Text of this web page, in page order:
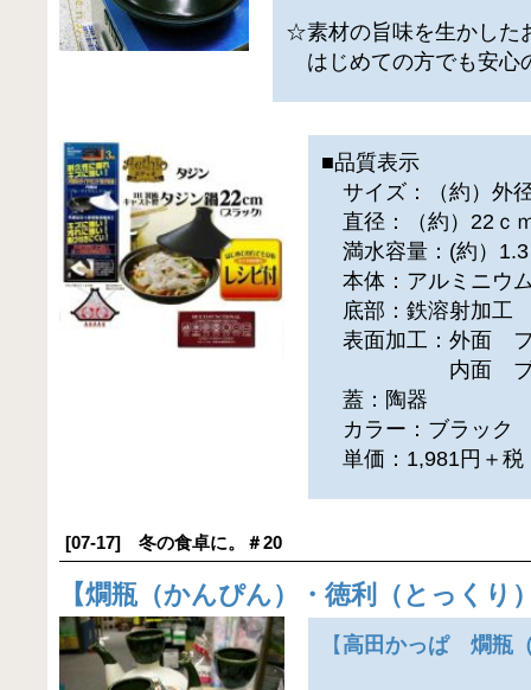
☆素材の旨味を生かした
はじめての方でも安心
■品質表示
サイズ：（約）外
直径：（約）22ｃ
満水容量：(約）
本体：アルミニウ
底部：鉄溶射加工
表面加工：外面 フ
内面 ブルダ
蓋：陶器
カラー：ブラック
単価：1,981円＋税
[07-17] 冬の食卓に。＃20
【燗瓶（かんぴん）・徳利（とっくり
【高田かっぱ 燗瓶